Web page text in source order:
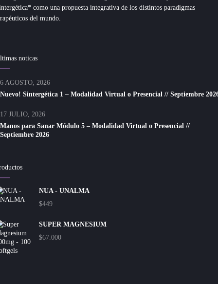
como una propuesta integrativa de los distintos paradigmas
del mundo.
noticas
6 AGOSTO, 2026
Nuevo! Sintergética 1 – Modalidad Virtual o Presencial // Septiembre
17 JULIO, 2026
Manos para Sanar Módulo 5 – Modalidad Virtual o Presencial //
Septiembre 2026
NUA - UNALMA
$449
SUPER MAGNESIUM
$67.000